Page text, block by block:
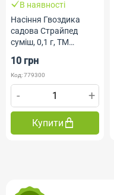
В наявності
Насіння Гвоздика
садова Страйпед
суміш, 0,1 г, ТМ
10 грн
Код: 779300
- +
Купити